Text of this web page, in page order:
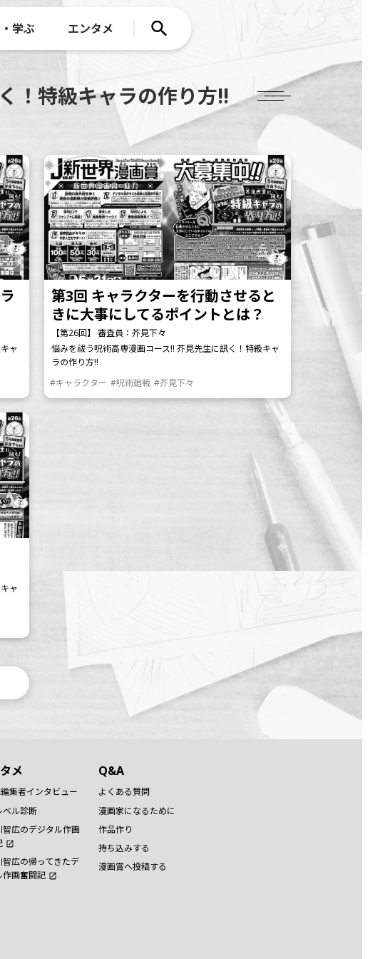
学ぶ エンタメ
！特級キャラの作り方!!
ャ
第3回 キャラクターを行動させると
きに大事にしてるポイントとは？
【第26回】 審査員：芥見下々
悩みを祓う呪術高専漫画コース!! 芥見先生に訊く！特級キャ
ラの作り方!!
#キャラクター #呪術廻戦 #芥見下々
ャ
メ
集者インタビュー
ベル診断
智広のデジタル作画
智広の帰ってきたデ
作画奮闘記
Q&A
よくある質問
漫画家になるために
作品作り
持ち込みする
漫画賞へ投稿する